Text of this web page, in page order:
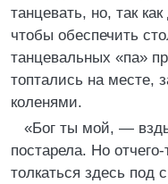
танцевать, но, так
чтобы обеспечить
танцевальных «па»
топтались на месте,
коленями.
«Бог ты мой, —
постарела. Но
толкаться здесь